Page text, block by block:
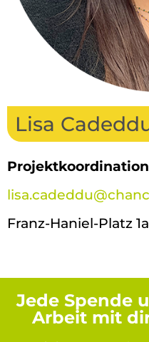
Lisa
Franz-Haniel-Platz
Jede Spende
Arbeit mit